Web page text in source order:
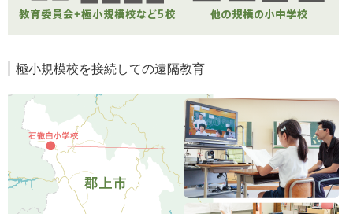
極小規模校を接続しての遠隔教育